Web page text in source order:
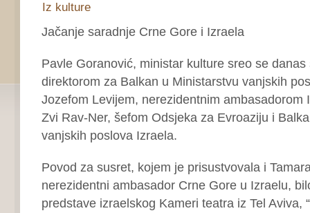
Iz kulture
Jačanje saradnje Crne Gore i Izraela
Pavle Goranović, ministar kulture sreo se
direktorom za Balkan u Ministarstvu vanjskih
Jozefom Levijem, nerezidentnim ambasadorom
Zvi Rav-Ner, šefom Odsjeka za Evroaziju i
vanjskih poslova Izraela.
Povod za susret, kojem je prisustvovala i
nerezidentni ambasador Crne Gore u Izraelu,
predstave izraelskog Kameri teatra iz Tel Aviva,